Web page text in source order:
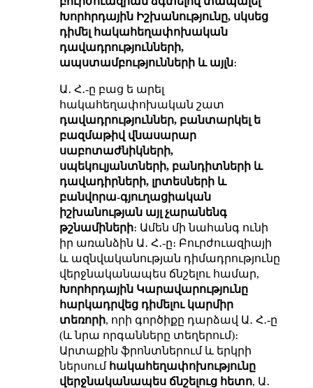
Խորհրդային Իշխանությունը, սկսեց
դիմել հակահեղափոխական
դավադրությունների,
ապստամբությունների և այլն։
Ա․ Հ․-ը բաց ե արել
հակահեղափոխական շատ
դավադրություններ, բանտարկել ե
բազմաթիվ վնասարար
սաբոտաժնիկների,
սպեկուլյանտների, բանդիտների և
դավադիրների, լրտեսների և
բանվորա-գյուղացիական
իշխանության այլ չարանենգ
թշնամիների։ Ամեն մի նահանգ ունի
իր առանձին Ա․ Հ․-ը։ Բուրժուազիայի
և ազնվականության դիմադրությունը
վերջնականապես ճնշելու համար,
Խորհրդային Կարավարությունը
հարկադրվեցդիմելու կարմիր
տեռորի, որի գործիքը դարձավ Ա․ Հ․-ը
(և նրա որգանները տեղերում)։
Արտաքին ֆրոնտներում և երկրի
ներսում հակահեղափոխությունը
վերջնականապես ճնշելուց հետո, Ա․